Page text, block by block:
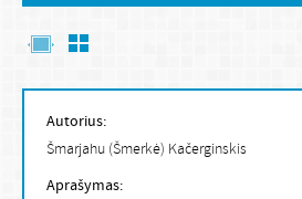
Autorius:
Šmarjahu (Šmerkė) Kačerginskis
Aprašymas: